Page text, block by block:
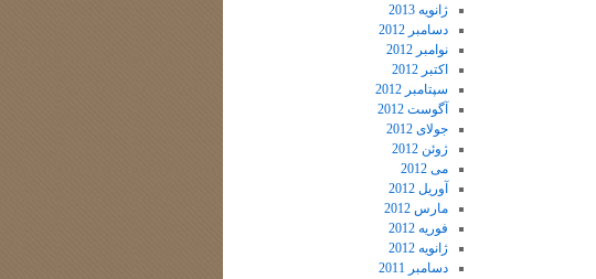
ژانویه 2013
دسامبر 2012
نوامبر 2012
اکتبر 2012
سپتامبر 2012
آگوست 2012
جولای 2012
ژوئن 2012
می 2012
آوریل 2012
مارس 2012
فوریه 2012
ژانویه 2012
دسامبر 2011